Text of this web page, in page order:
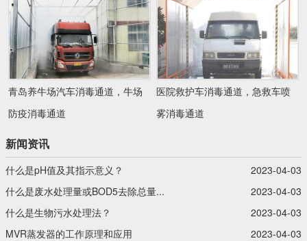
青岛养牛场汽车消毒通道，牛场
防疫消毒通道
医院救护车消毒通道，急救车喷
雾消毒通道
新闻资讯
什么是pH值及其指示意义？‍
2023-04-03
什么是废水处理量或BOD5去除总量...
2023-04-03
什么是生物污水处理法？‍
2023-04-03
MVR蒸发器的工作原理和应用
2023-04-03